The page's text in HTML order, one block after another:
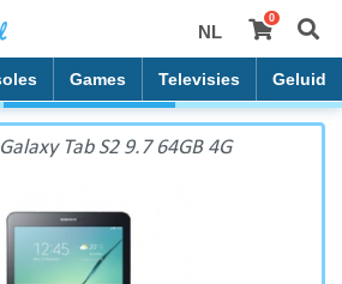
NL
0
Games Televisies Geluid
Tab S2 9.7 64GB 4G
Galaxy Tab S2 9.7 64GB 4G